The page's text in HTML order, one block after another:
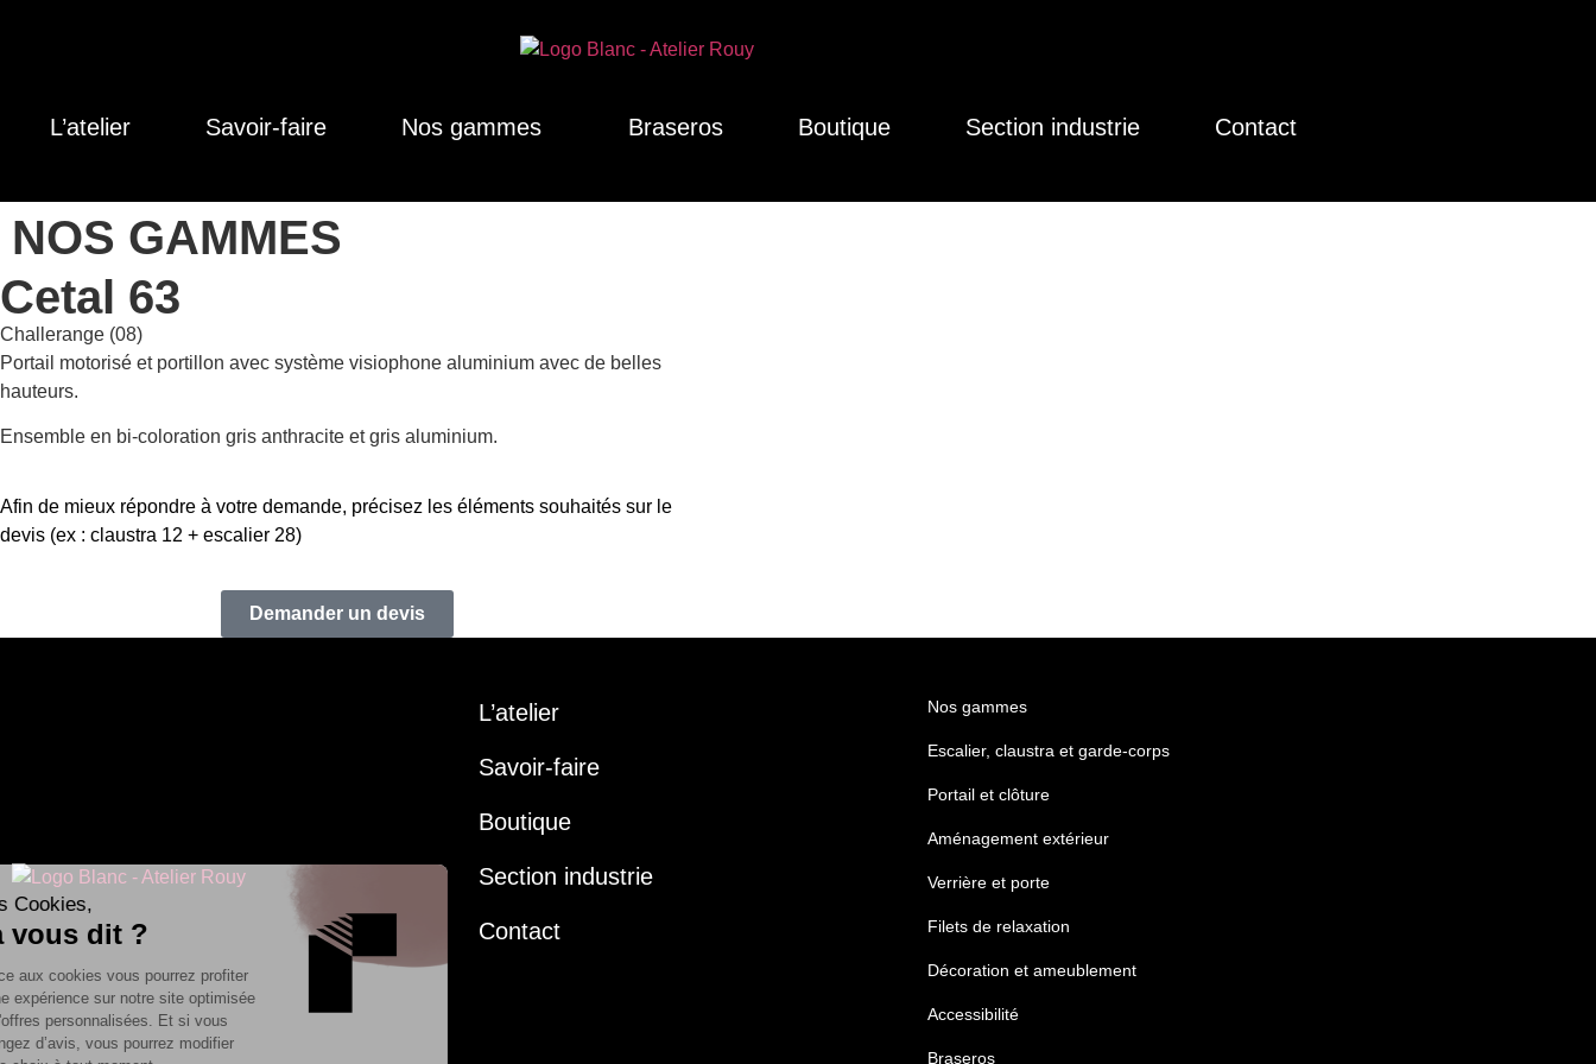
L’atelier Savoir-faire Nos gammes Braseros Boutique Section industrie Contact
NOS GAMMES
Cetal 63
Challerange (08)
Portail motorisé et portillon avec système visiophone aluminium avec de belles
hauteurs.
Ensemble en bi-coloration gris anthracite et gris aluminium.
Afin de mieux répondre à votre demande, précisez les éléments souhaités sur le
devis (ex : claustra 12 + escalier 28)
Demander un devis
L’atelier
Savoir-faire
Boutique
Section industrie
Contact
Nos gammes
Escalier, claustra et garde-corps
Portail et clôture
Aménagement extérieur
Verrière et porte
Filets de relaxation
Décoration et ameublement
Accessibilité
Braseros